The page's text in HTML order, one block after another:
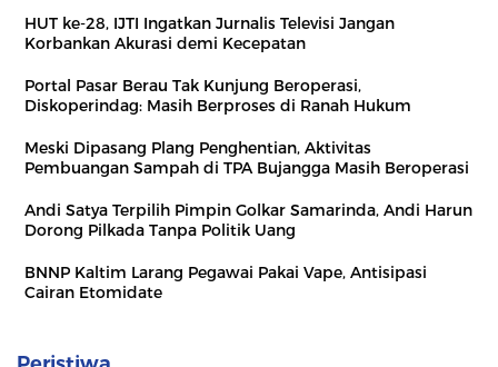
HUT ke-28, IJTI Ingatkan Jurnalis Televisi Jangan
Korbankan Akurasi demi Kecepatan
Portal Pasar Berau Tak Kunjung Beroperasi,
Diskoperindag: Masih Berproses di Ranah Hukum
Meski Dipasang Plang Penghentian, Aktivitas
Pembuangan Sampah di TPA Bujangga Masih Beroperasi
Andi Satya Terpilih Pimpin Golkar Samarinda, Andi Harun
Dorong Pilkada Tanpa Politik Uang
BNNP Kaltim Larang Pegawai Pakai Vape, Antisipasi
Cairan Etomidate